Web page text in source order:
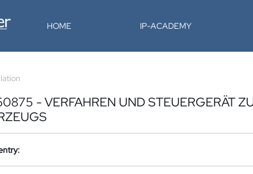
HOME IP-ACADEMY
- VERFAHREN UND STEUERGERÄT